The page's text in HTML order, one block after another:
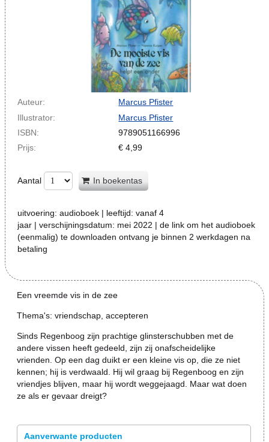
Auteur:
Marcus Pfister
Illustrator:
Marcus Pfister
ISBN:
9789051166996
Prijs:
€4,99
Aantal In boekentas
uitvoering: audioboek | leeftijd: vanaf 4
jaar | verschijningsdatum: mei 2022 | de link om het audioboek
(eenmalig) te downloaden ontvang je binnen 2 werkdagen na
betaling
Een vreemde vis in de zee
Thema's: vriendschap, accepteren
Sinds Regenboog zijn prachtige glinsterschubben met de
andere vissen heeft gedeeld, zijn zij onafscheidelijke
vrienden. Op een dag duikt er een kleine vis op, die ze niet
kennen; hij is verdwaald. Hij wil graag bij Regenboog en zijn
vriendjes blijven, maar hij wordt weggejaagd. Maar wat doen
ze als er gevaar dreigt?
Aanverwante producten